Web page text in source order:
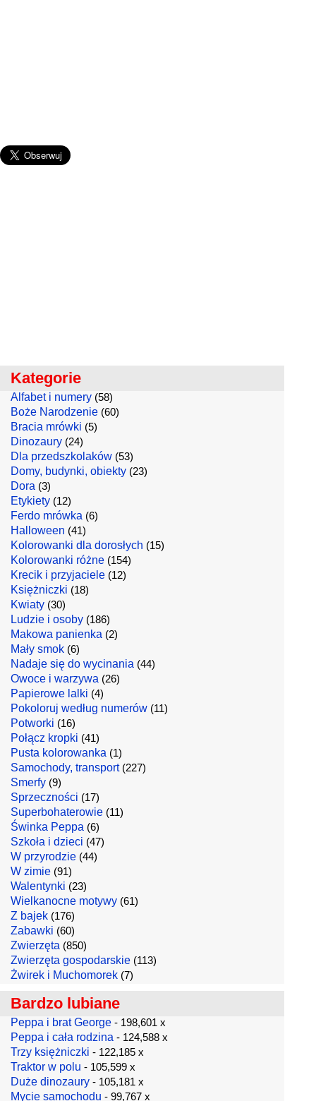
Kategorie
Alfabet i numery (58)
Boże Narodzenie (60)
Bracia mrówki (5)
Dinozaury (24)
Dla przedszkolaków (53)
Domy, budynki, obiekty (23)
Dora (3)
Etykiety (12)
Ferdo mrówka (6)
Halloween (41)
Kolorowanki dla dorosłych (15)
Kolorowanki różne (154)
Krecik i przyjaciele (12)
Księżniczki (18)
Kwiaty (30)
Ludzie i osoby (186)
Makowa panienka (2)
Mały smok (6)
Nadaje się do wycinania (44)
Owoce i warzywa (26)
Papierowe lalki (4)
Pokoloruj według numerów (11)
Potworki (16)
Połącz kropki (41)
Pusta kolorowanka (1)
Samochody, transport(227)
Smerfy (9)
Sprzeczności (17)
Superbohaterowie (11)
Świnka Peppa (6)
Szkoła i dzieci (47)
W przyrodzie (44)
W zimie (91)
Walentynki (23)
Wielkanocne motywy (61)
Z bajek (176)
Zabawki (60)
Zwierzęta (850)
Zwierzęta gospodarskie (113)
Żwirek i Muchomorek (7)
Bardzo lubiane
Peppa i brat George - 198,601 x
Peppa i cała rodzina - 124,588 x
Trzy księżniczki - 122,185 x
Traktor w polu - 105,599 x
Duże dinozaury - 105,181 x
Mycie samochodu - 99,767 x